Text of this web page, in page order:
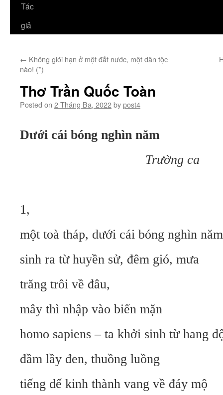
Tác
giả
← Không giới hạn ở một đất nước, một dân tộc
nào! (*)
Thơ Trần Quốc Toàn
Posted on 2 Tháng Ba, 2022bypost4
Dưới cái bóng nghìn năm
Trường ca
1,
một toà tháp, dưới cái bóng nghìn năm
sinh ra từ huyền sử, đêm gió, mưa
trăng trôi về đâu,
mây thì nhập vào biển mặn
homo sapiens – ta khởi sinh từ hang
đầm lầy đen, thuồng luồng
tiếng dế kinh thành vang về đáy mộ